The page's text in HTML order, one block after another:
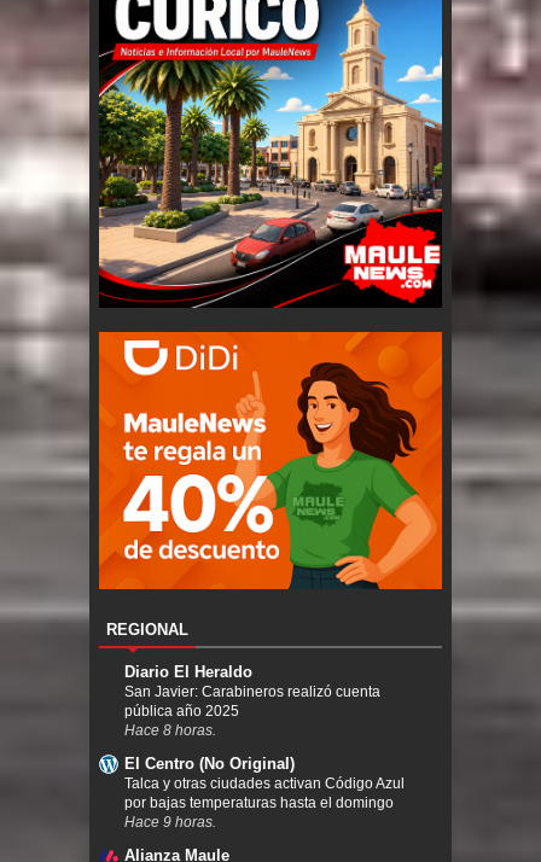
REGIONAL
Diario El Heraldo
San Javier: Carabineros realizó cuenta
pública año 2025
Hace 8 horas.
El Centro (No Original)
Talca y otras ciudades activan Código Azul
por bajas temperaturas hasta el domingo
Hace 9 horas.
Alianza Maule